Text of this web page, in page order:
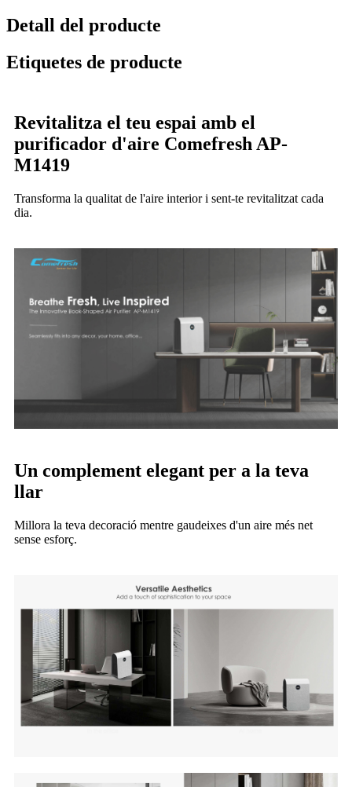
Detall del producte
Etiquetes de producte
Revitalitza el teu espai amb el
purificador d'aire Comefresh AP-
M1419
Transforma la qualitat de l'aire interior i sent-te revitalitzat cada
dia.
Un complement elegant per a la teva
llar
Millora la teva decoració mentre gaudeixes d'un aire més net
sense esforç.